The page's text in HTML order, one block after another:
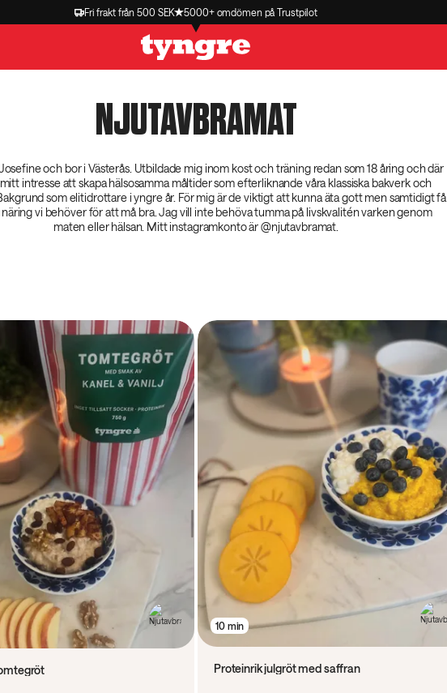
Fri frakt från 500 SEK 5000+ omdömen på Trustpilot
NJUTAVBRAMAT
och bor i Västerås. Utbildade mig inom kost och träning redan som 18 åring och där
intresse att skapa hälsosamma måltider som efterliknande våra klassiska bakverk och
som elitidrottare i yngre år. För mig är de viktigt att kunna äta gott men samtidigt få
näring vi behöver för att må bra. Jag vill inte behöva tumma på livskvalitén varken genom
maten eller hälsan. Mitt instagramkonto är @njutavbramat.
10 min
Proteinrik julgröt med saffran